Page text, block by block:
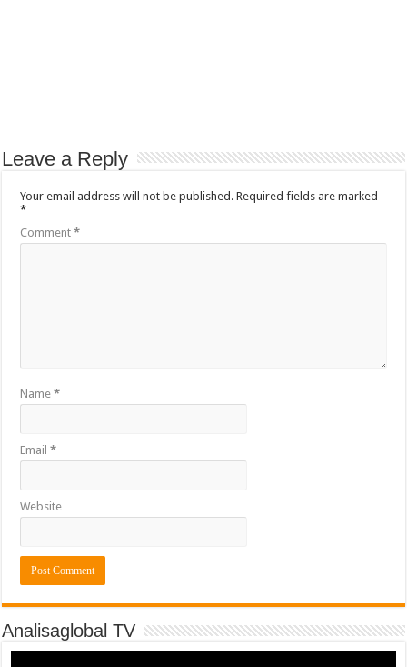
Leave a Reply
Your email address will not be published. Required fields are marked
*
Comment*
Name*
Email*
Website
Analisaglobal TV